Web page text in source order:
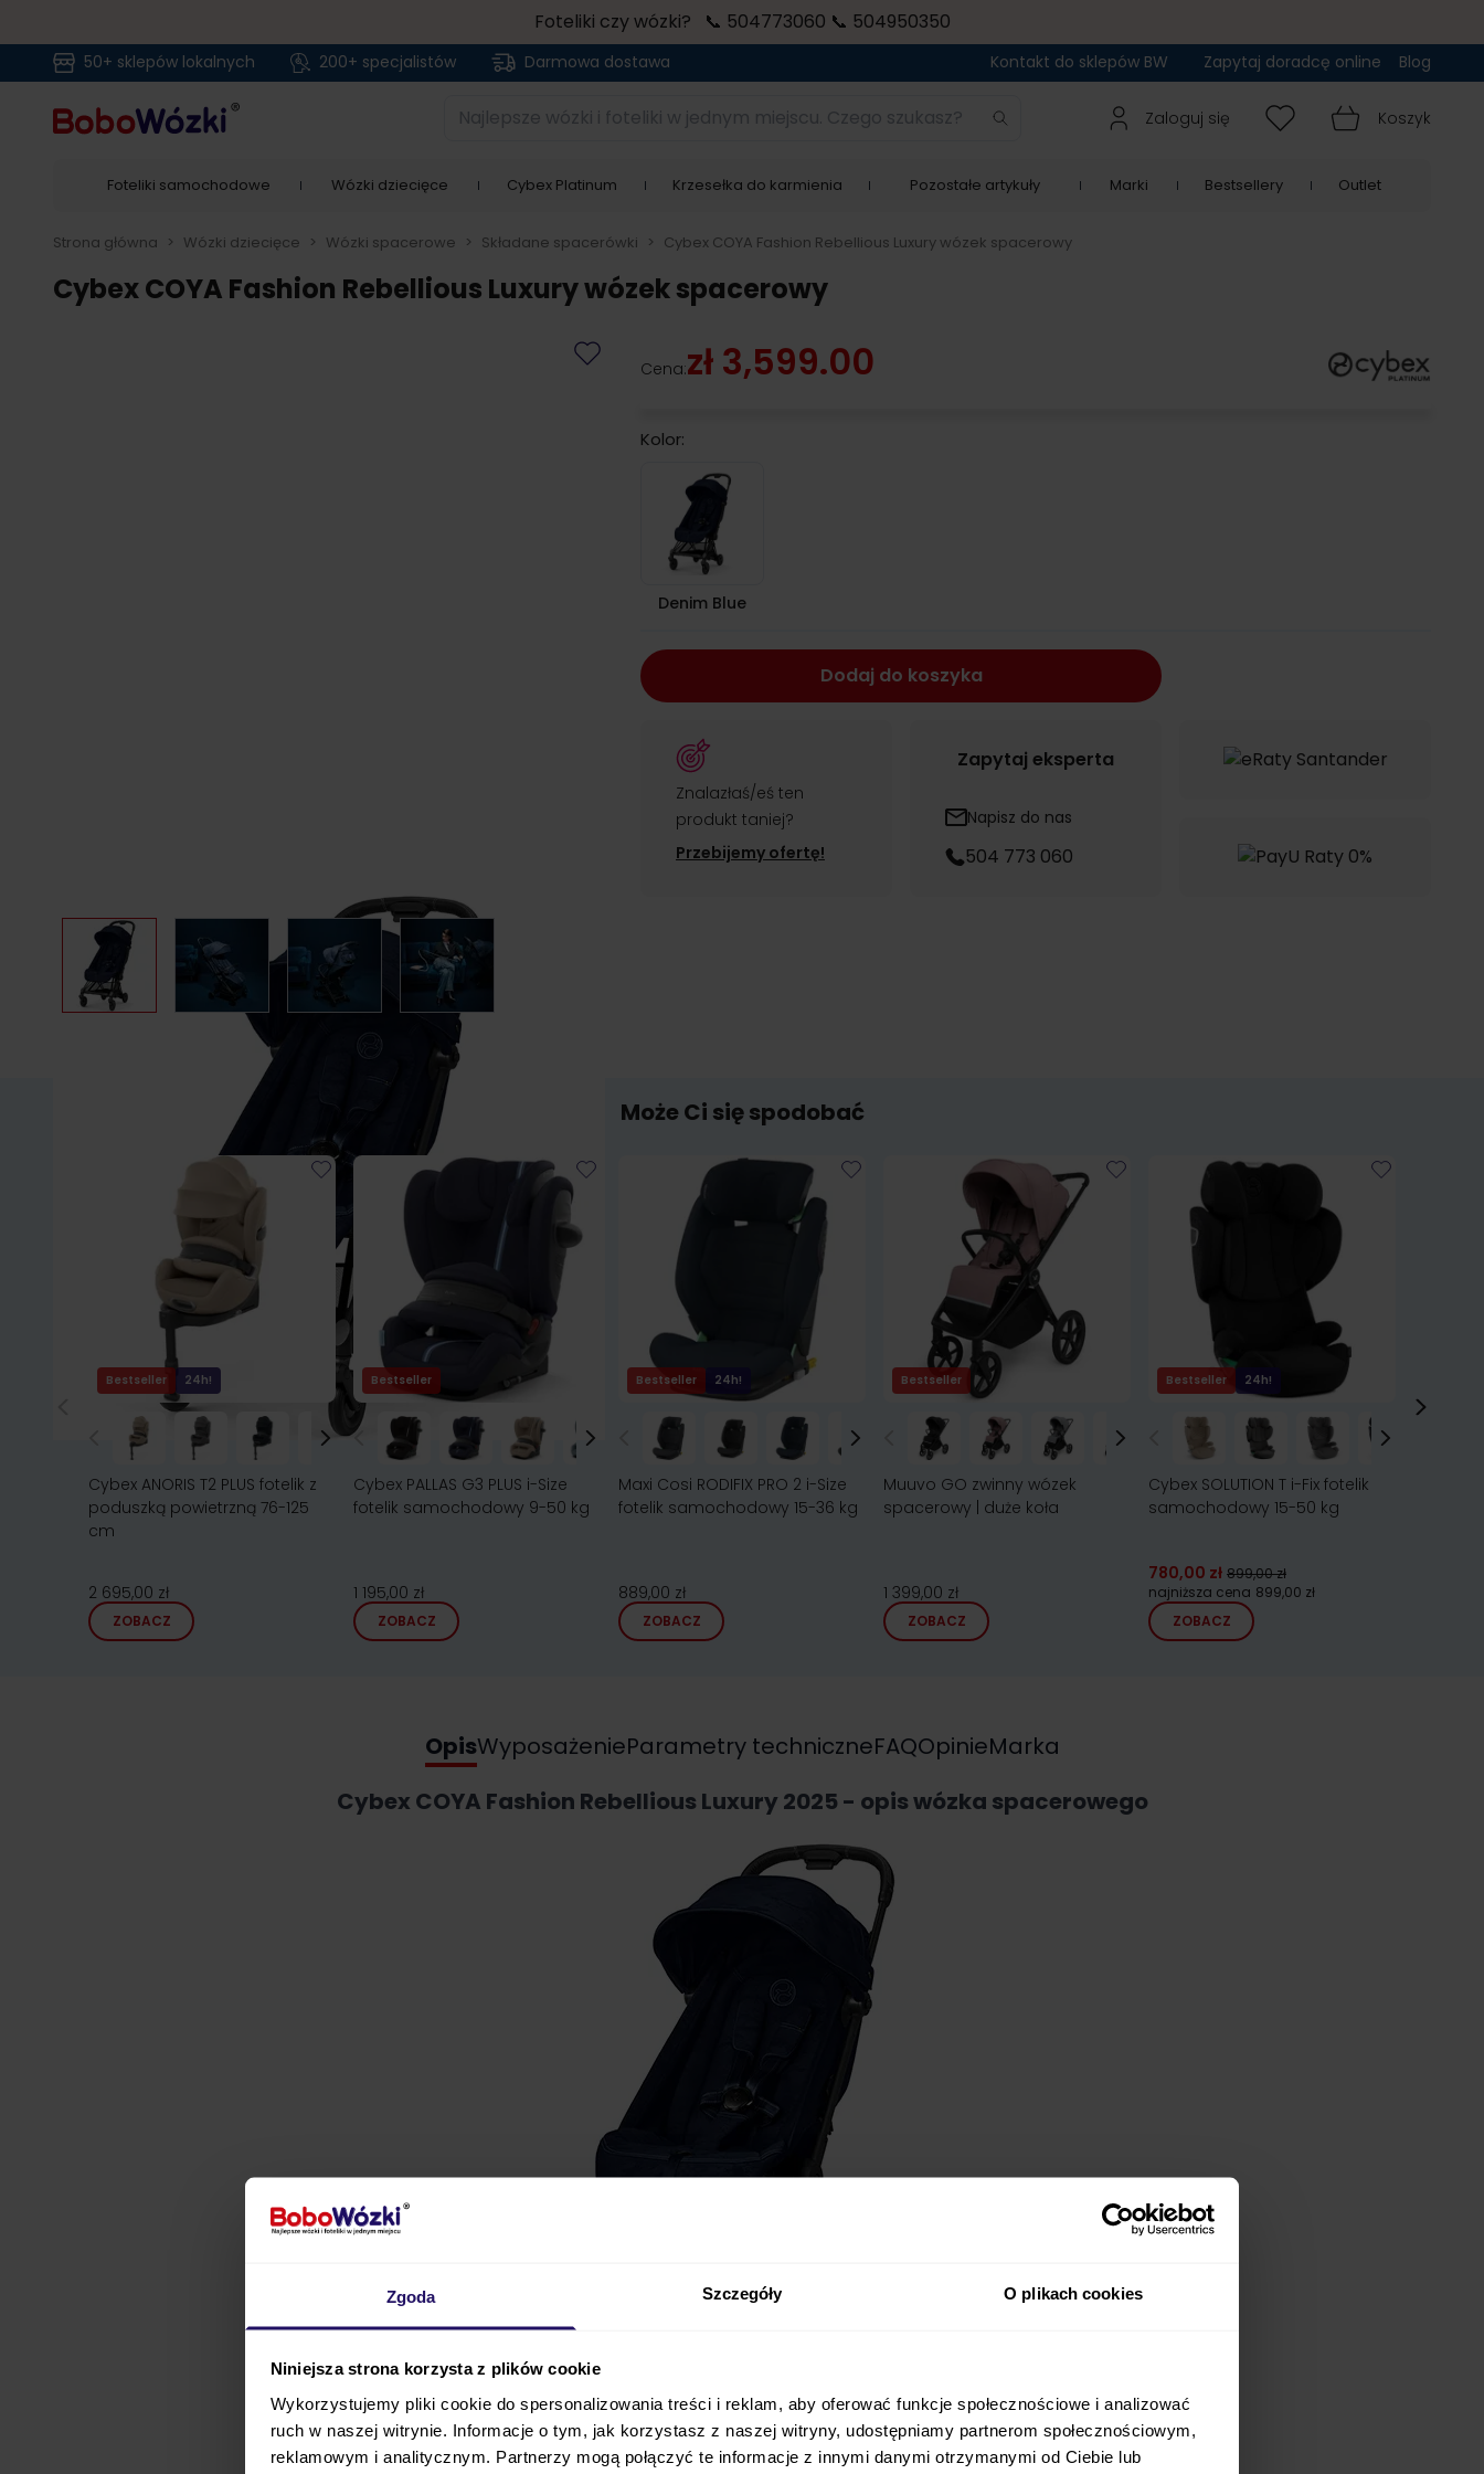
Zgoda Szczegóły O plikach cookies
Niniejsza strona korzysta z plików cookie
Wykorzystujemy pliki cookie do spersonalizowania treści i reklam, aby oferować funkcje społecznościowe i analizować
ruch w naszej witrynie. Informacje o tym, jak korzystasz z naszej witryny, udostępniamy partnerom społecznościowym,
reklamowym i analitycznym. Partnerzy mogą połączyć te informacje z innymi danymi otrzymanymi od Ciebie lub
Foteliki czy wózki? 📞 504773060 📞 504950350
50+ sklepów lokalnych 200+ specjalistów Darmowa dostawa Kontakt do sklepów BW Zapytaj doradcę online Blog
Najlepsze wózki i foteliki w jednym miejscu. Czego szukasz? Zaloguj się Koszyk
Foteliki samochodowe Wózki dziecięce Cybex Platinum Krzesełka do karmienia Pozostałe artykuły Marki Bestsellery Outlet
Strona główna > Wózki dziecięce > Wózki spacerowe > Składane spacerówki > Cybex COYA Fashion Rebellious Luxury wózek spacerowy
Cybex COYA Fashion Rebellious Luxury wózek spacerowy
Cena:zł 3,599.00
Kolor:
Denim Blue
Denim Blue
Dodaj do koszyka
Znalazłaś/eś ten
produkt taniej?
Przebijemy ofertę!
Zapytaj eksperta
Napisz do nas
504 773 060
Może Ci się spodobać
Bestseller 24h!
Cybex ANORIS T2 PLUS fotelik z
poduszką powietrzną 76-125
cm
2 695,00 zł
ZOBACZ
Bestseller
Cybex PALLAS G3 PLUS i-Size
fotelik samochodowy 9-50 kg
1 195,00 zł
ZOBACZ
Bestseller 24h!
Maxi Cosi RODIFIX PRO 2 i-Size
fotelik samochodowy 15-36 kg
889,00 zł
ZOBACZ
Bestseller
Muuvo GO zwinny wózek
spacerowy | duże koła
1 399,00 zł
ZOBACZ
Bestseller 24h!
Cybex SOLUTION T i-Fix fotelik
samochodowy 15-50 kg
780,00 zł 899,00 zł
najniższa cena 899,00 zł
ZOBACZ
Opis
Cybex COYA Fashion Rebellious Luxury 2025 - opis wózka spacerowego
Cybex Coya Fashion Rebellious Luxury 2025
to spacerówka, która łączy wszystkie elementy
niezbędne do poruszania się po miejskich ulicach –komfort, elegancję i absolutną wygodę.
WyposażenieParametry techniczneFAQOpinieMarka